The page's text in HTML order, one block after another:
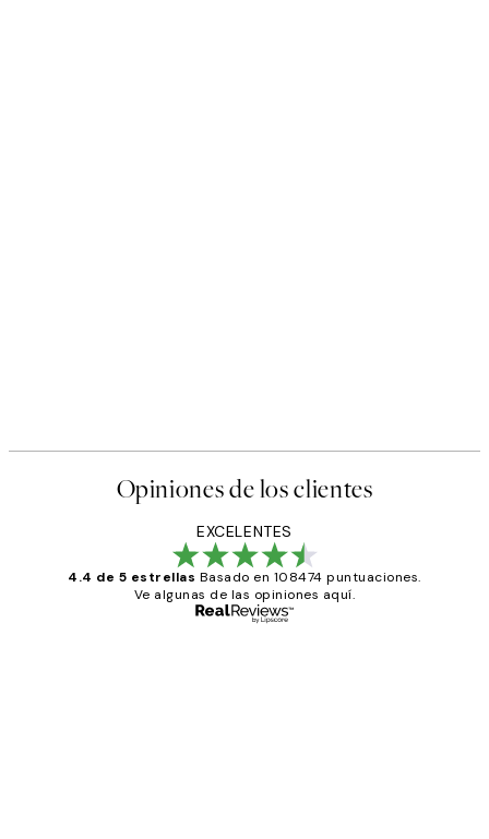
Opiniones de los clientes
EXCELENTES
4.4 de 5 estrellas Basado en 108474 puntuaciones.
Ve algunas de las opiniones aquí.